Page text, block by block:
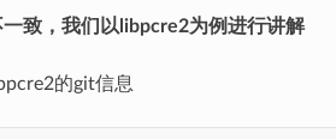
致，我们以libpcre2为例进行讲解
的git信息